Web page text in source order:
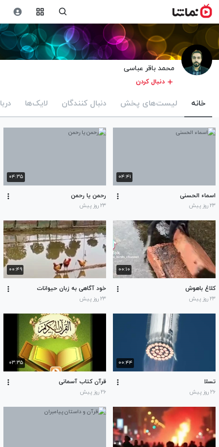
محمد باقر عباسی
دنبال کردن
خانه لیست‌های پخش دنبال کنندگان لایک‌ها
۰۴:۴۱
اسماء الحسنی
۲۳ روز پیش
۰۴:۳۵
رحمن یا رحمن
۲۳ روز پیش
۰۰:۱۰
کلاغ باهوش
۲۳ روز پیش
۰۰:۴۹
خود آگاهی به زبان حیوانات
۲۳ روز پیش
۰۰:۴۴
تسلا
۲۶ روز پیش
۰۳:۳۵
قرآن کتاب آسمانی
۲۶ روز پیش